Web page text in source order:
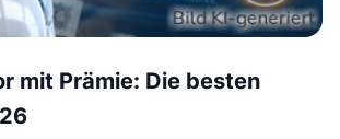
mit Prämie: Die besten